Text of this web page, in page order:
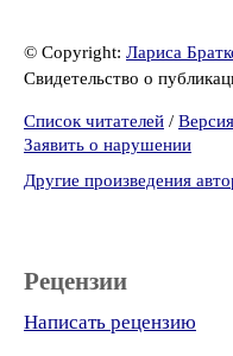
© Copyright: Лариса
Свидетельство о
Список читателей /
Заявить о нарушении
Другие произведения
Рецензии
Написать рецензию